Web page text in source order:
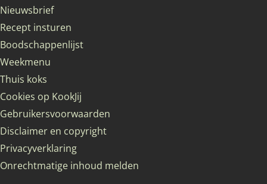
Nieuwsbrief
Recept insturen
Boodschappenlijst
Weekmenu
Thuis koks
Cookies op KookJij
Gebruikersvoorwaarden
Disclaimer en copyright
Privacyverklaring
Onrechtmatige inhoud melden